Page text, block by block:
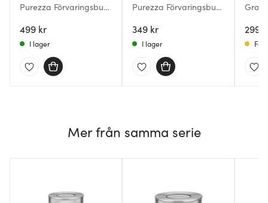
Purezza Förvaringsburk
499 kr
I lager
Purezza Förvaringsburk
349 kr
I lager
L
299
Få
Mer från samma serie